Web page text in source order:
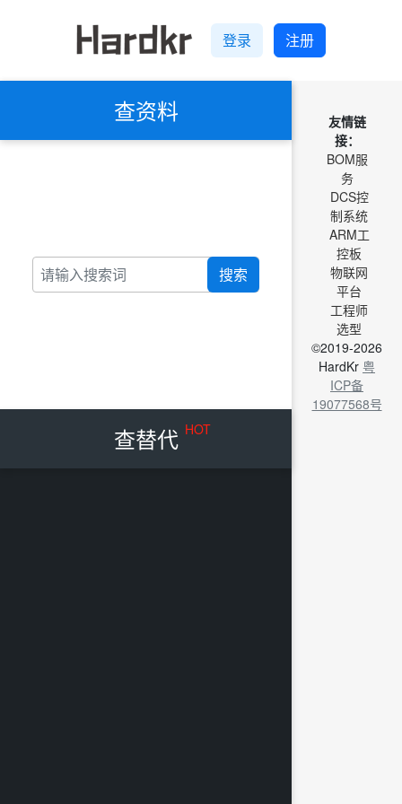
登录 注册
查资料
搜索
查替代 HOT
友情链
接：
BOM服
务
DCS控
制系统
ARM工
控板
物联网
平台
工程师
选型
©2019-2026
HardKr 粤
ICP备
19077568号